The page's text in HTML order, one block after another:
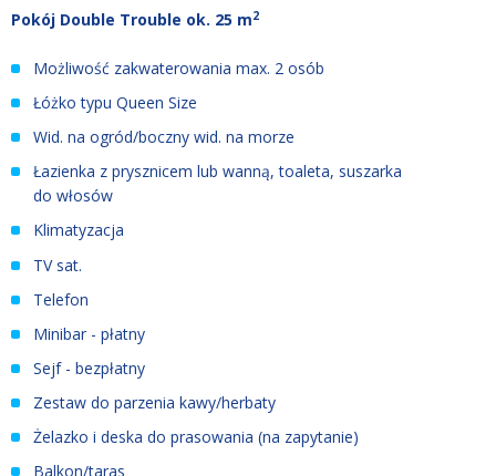
Pokój Double Trouble ok. 25 m2
Możliwość zakwaterowania max. 2 osób
Łóżko typu Queen Size
Wid. na ogród/boczny wid. na morze
Łazienka z prysznicem lub wanną, toaleta, suszarka
do włosów
Klimatyzacja
TV sat.
Telefon
Minibar - płatny
Sejf - bezpłatny
Zestaw do parzenia kawy/herbaty
Żelazko i deska do prasowania (na zapytanie)
Balkon/taras